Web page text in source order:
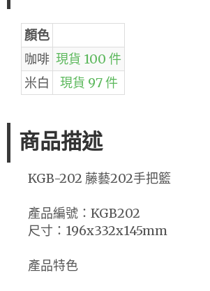
顏色
咖啡 現貨 100 件
米白
現貨 97 件
商品描述
KGB-202 藤藝202手把籃
產品編號：KGB202
尺寸：196x332x145mm
產品特色